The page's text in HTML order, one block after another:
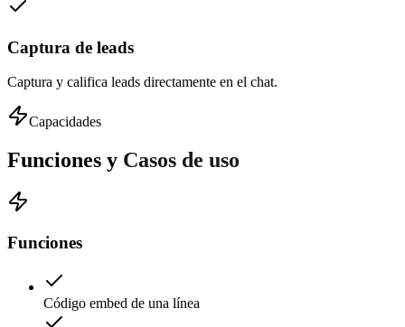
Captura de leads
Captura y califica leads directamente en el chat.
Capacidades
Funciones y Casos de uso
Funciones
Código embed de una línea